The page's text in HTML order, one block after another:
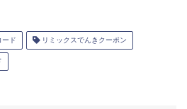
ード リミックスでんきクーポン